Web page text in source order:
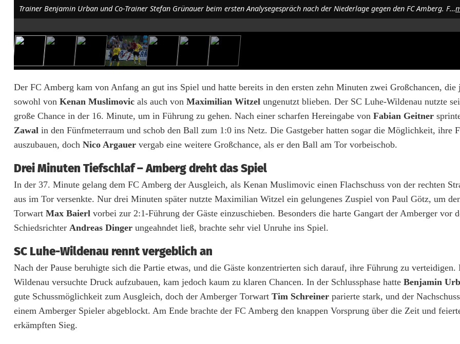
n
e
r
l
i
e
g
t
n
a
c
d
r
e
Trainer Benjamin Urban und Co-Trainer Stefan Grünauer beim ersten Analysegespräch nach der Niederlage gegen den FC Amberg. Foto: Norbert Tannhäuser
Der FC Amberg kam von Anfang an gut ins Spiel und hatte bereits in den ersten zehn Minuten zwei Großchancen, die
sowohl von Kenan Muslimovic als auch von Maximilian Witzel ungenutzt blieben. Der SC Luhe-Wildenau nutzte
große Chance in der 16. Minute, um in Führung zu gehen. Nach einer scharfen Hereingabe von Fabian Geitner
Zawal in den Fünfmeterraum und schob den Ball zum 1:0 ins Netz. Die Gastgeber hatten sogar die Möglichkeit, ihre
auszubauen, doch Nico Argauer vergab eine weitere Großchance, als er den Ball am Tor vorbeischob.
Drei Minuten Tiefschlaf – Amberg dreht das Spiel
In der 37. Minute gelang dem FC Amberg der Ausgleich, als Kenan Muslimovic einen Flachschuss von der rechten
aus im Tor versenkte. Nur drei Minuten später nutzte Maximilian Witzel ein gelungenes Zuspiel von Paul Götz, um
Torwart Max Baierl vorbei zur 2:1-Führung der Gäste einzuschieben. Besonders die harte Gangart der Amberger vor
Schiedsrichter Andreas Dinger ungeahndet ließ, brachte sehr viel Unruhe ins Spiel.
SC Luhe-Wildenau rennt vergeblich an
Nach der Pause beruhigte sich die Partie etwas, und die Gäste konzentrierten sich darauf, ihre Führung zu verteidigen.
Wildenau versuchte Druck aufzubauen, kam jedoch kaum zu klaren Chancen. In der Schlussphase hatte Benjamin
gute Schussmöglichkeit zum Ausgleich, doch der Amberger Torwart Tim Schreiner parierte stark, und der
einem Amberger Spieler abgeblockt. Am Ende brachte der FC Amberg den knappen Vorsprung über die Zeit und
erkämpften Sieg.